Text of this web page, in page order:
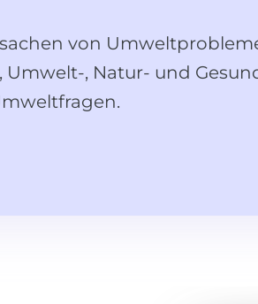
von
, Natur- und